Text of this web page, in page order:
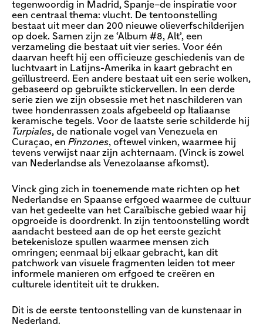
tegenwoordig in Madrid, Spanje–de inspiratie voor
een centraal thema: vlucht. De tentoonstelling
bestaat uit meer dan 200 nieuwe olieverfschilderijen
op doek. Samen zijn ze ‘Album #8, Alt’, een
verzameling die bestaat uit vier series. Voor één
daarvan heeft hij een officieuze geschiedenis van de
luchtvaart in Latijns-Amerika in kaart gebracht en
geïllustreerd. Een andere bestaat uit een serie wolken,
gebaseerd op gebruikte stickervellen. In een derde
serie zien we zijn obsessie met het naschilderen van
twee hondenrassen zoals afgebeeld op Italiaanse
keramische tegels. Voor de laatste serie schilderde hij
Turpiales, de nationale vogel van Venezuela en
Curaçao, en Pinzones, oftewel vinken, waarmee hij
tevens verwijst naar zijn achternaam. (Vinck is zowel
van Nederlandse als Venezolaanse afkomst).
Vinck ging zich in toenemende mate richten op het
Nederlandse en Spaanse erfgoed waarmee de cultuur
van het gedeelte van het Caraïbische gebied waar hij
opgroeide is doordrenkt. In zijn tentoonstelling wordt
aandacht besteed aan de op het eerste gezicht
betekenisloze spullen waarmee mensen zich
omringen; eenmaal bij elkaar gebracht, kan dit
patchwork van visuele fragmenten leiden tot meer
informele manieren om erfgoed te creëren en
culturele identiteit uit te drukken.
Dit is de eerste tentoonstelling van de kunstenaar in
Nederland.